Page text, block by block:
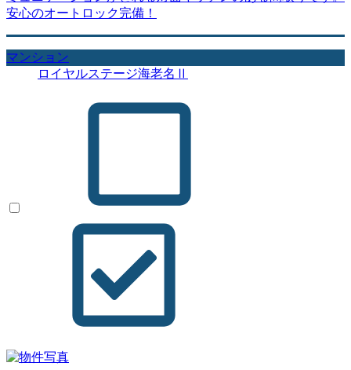
安心のオートロック完備！
マンション
ロイヤルステージ海老名Ⅱ